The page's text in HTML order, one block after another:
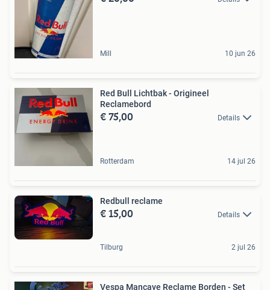
Mill 10 jun 26
Red Bull Lichtbak - Origineel
Reclamebord
€ 75,00 Details
Rotterdam 14 jul 26
Redbull reclame
€ 15,00 Details
Tilburg 2 jul 26
Vespa Mancave Reclame Borden - Set